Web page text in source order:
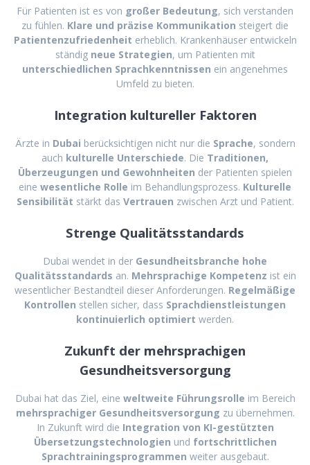
Für Patienten ist es von großer Bedeutung, sich verstanden
zu fühlen. Klare und präzise Kommunikation steigert die
Patientenzufriedenheit erheblich. Krankenhäuser entwickeln
ständig neue Strategien, um Patienten mit
unterschiedlichen Sprachkenntnissen ein angenehmes
Umfeld zu bieten.
Integration kultureller Faktoren
Ärzte in Dubai berücksichtigen nicht nur die Sprache, sondern
auch kulturelle Unterschiede. Die Traditionen,
Überzeugungen und Gewohnheiten der Patienten spielen
eine wesentliche Rolle im Behandlungsprozess. Kulturelle
Sensibilität stärkt das Vertrauen zwischen Arzt und Patient.
Strenge Qualitätsstandards
Dubai wendet in der Gesundheitsbranche hohe
Qualitätsstandards an. Mehrsprachige Kompetenz ist ein
wesentlicher Bestandteil dieser Anforderungen. Regelmäßige
Kontrollen stellen sicher, dass Sprachdienstleistungen
kontinuierlich optimiert werden.
Zukunft der mehrsprachigen
Gesundheitsversorgung
Dubai hat das Ziel, eine weltweite Führungsrolle im Bereich
mehrsprachiger Gesundheitsversorgung zu übernehmen.
In Zukunft wird die Integration von KI-gestützten
Übersetzungstechnologien und fortschrittlichen
Sprachtrainingsprogrammen weiter ausgebaut.